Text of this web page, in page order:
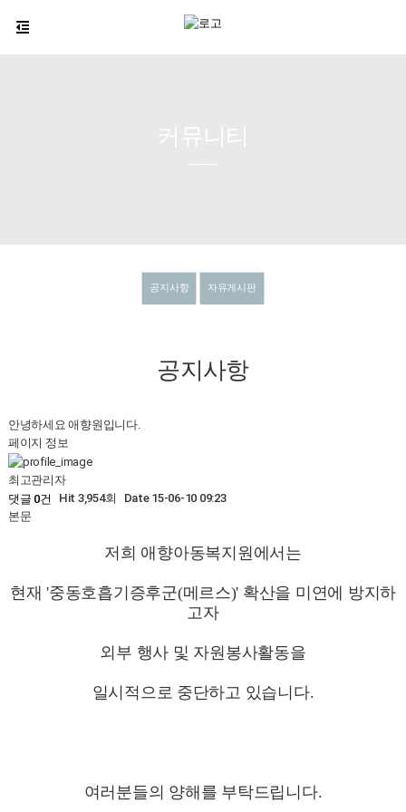
공지사항 자유게시판
공지사항
안녕하세요 애향원입니다.
페이지 정보
최고관리자
댓글 0건
Hit 3,954회
Date 15-06-10 09:23
본문
저희 애향아동복지원에서는
현재 '중동호흡기증후군(메르스)' 확산을 미연에 방지하
고자
외부 행사 및 자원봉사활동을
일시적으로 중단하고 있습니다.
여러분들의 양해를 부탁드립니다.